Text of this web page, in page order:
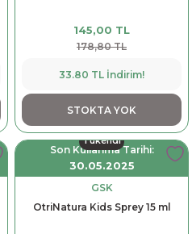
145,00 TL
178,80 TL
33.80 TL İndirim!
STOKTA YOK
Tükendi
Son Kullanma Tarihi:
30.05.2025
GSK
OtriNatura Kids Sprey 15 ml